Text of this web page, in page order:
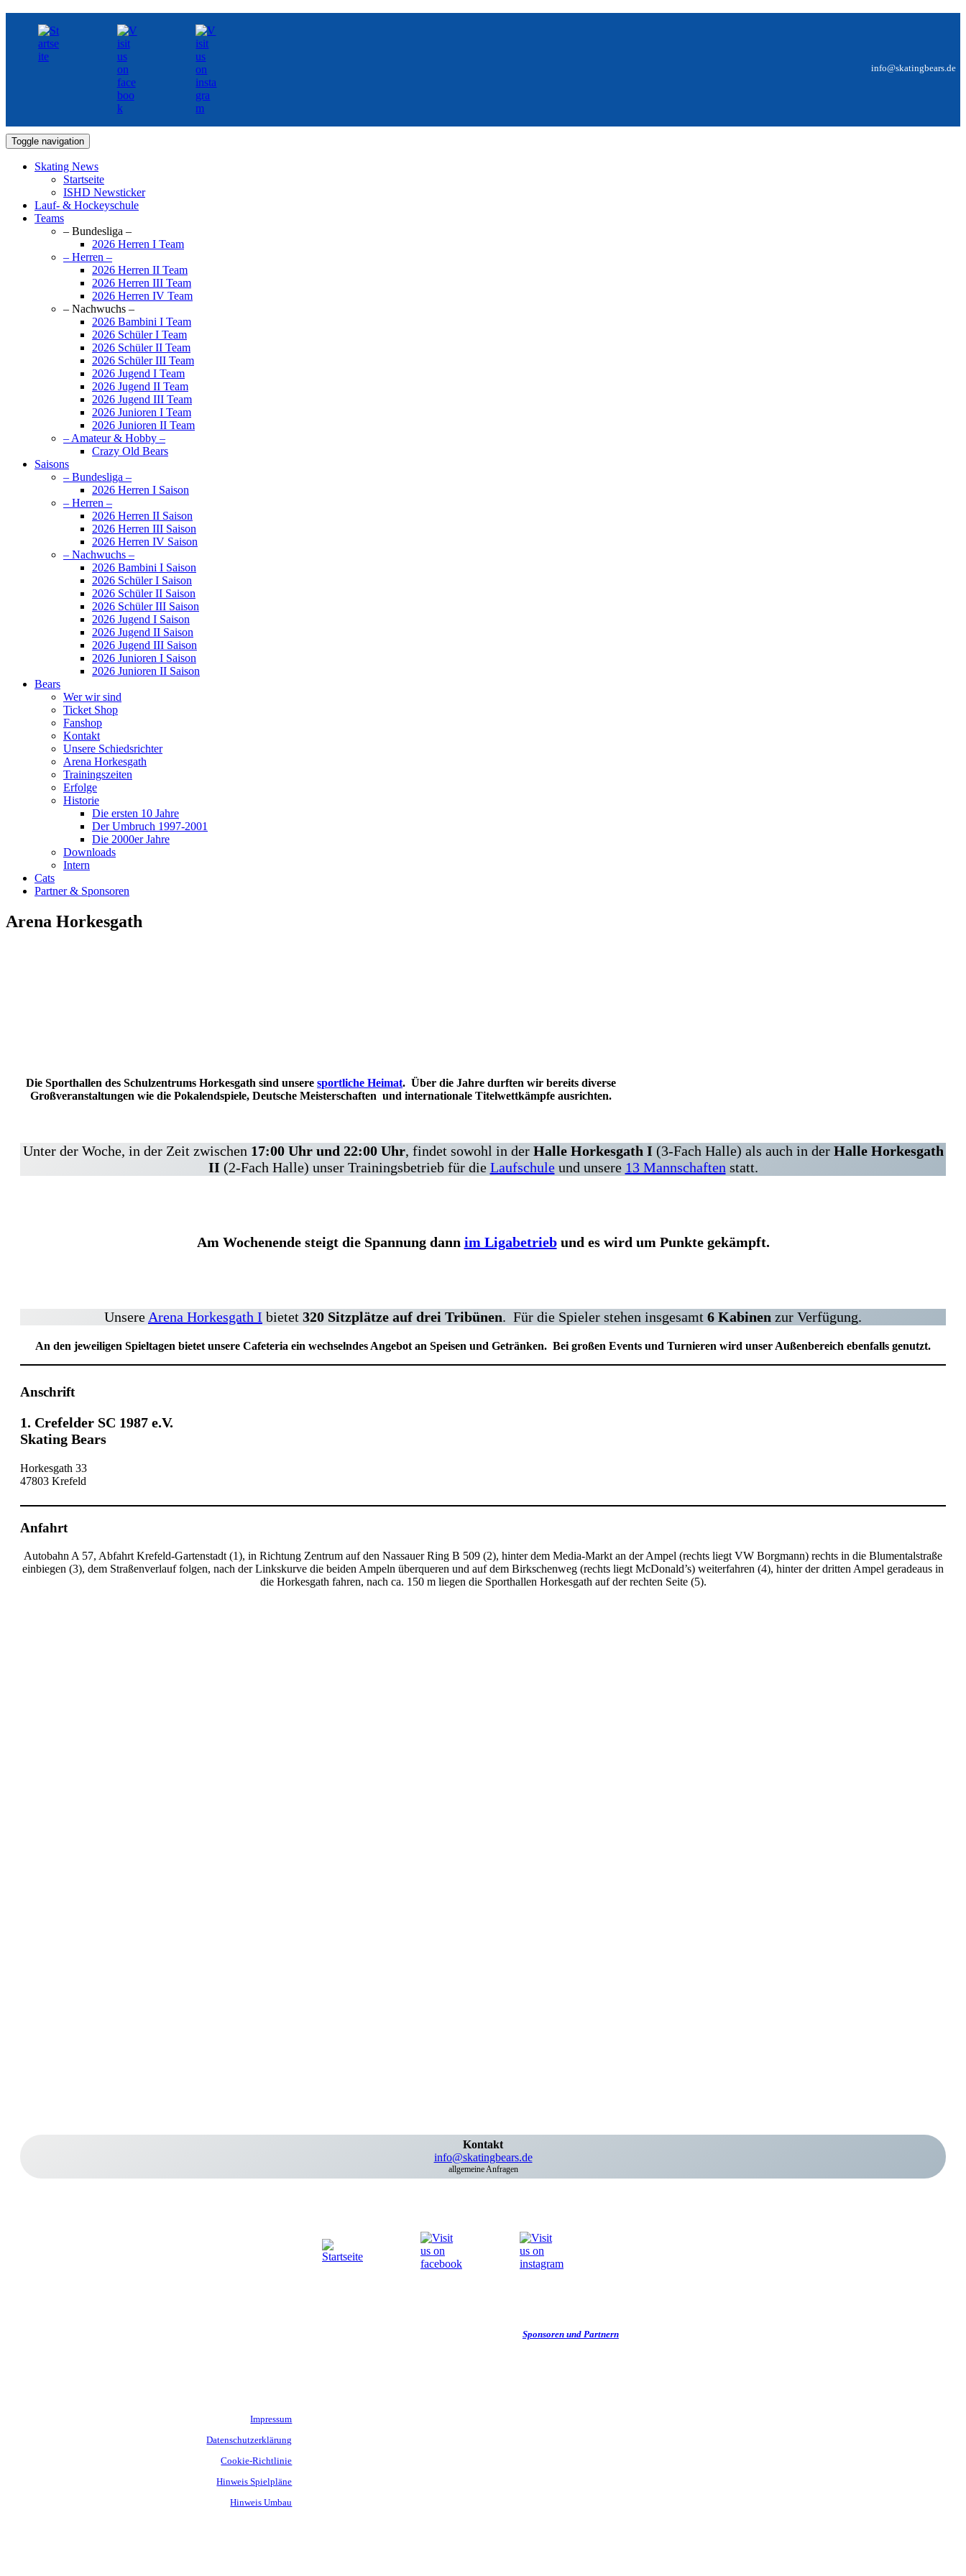
info@skatingbears.de
Toggle navigation
Skating News
Startseite
ISHD Newsticker
Lauf- & Hockeyschule
Teams
– Bundesliga –
2026 Herren I Team
– Herren –
2026 Herren II Team
2026 Herren III Team
2026 Herren IV Team
– Nachwuchs –
2026 Bambini I Team
2026 Schüler I Team
2026 Schüler II Team
2026 Schüler III Team
2026 Jugend I Team
2026 Jugend II Team
2026 Jugend III Team
2026 Junioren I Team
2026 Junioren II Team
– Amateur & Hobby –
Crazy Old Bears
Saisons
– Bundesliga –
2026 Herren I Saison
– Herren –
2026 Herren II Saison
2026 Herren III Saison
2026 Herren IV Saison
– Nachwuchs –
2026 Bambini I Saison
2026 Schüler I Saison
2026 Schüler II Saison
2026 Schüler III Saison
2026 Jugend I Saison
2026 Jugend II Saison
2026 Jugend III Saison
2026 Junioren I Saison
2026 Junioren II Saison
Bears
Wer wir sind
Ticket Shop
Fanshop
Kontakt
Unsere Schiedsrichter
Arena Horkesgath
Trainingszeiten
Erfolge
Historie
Die ersten 10 Jahre
Der Umbruch 1997-2001
Die 2000er Jahre
Downloads
Intern
Cats
Partner & Sponsoren
Arena Horkesgath
Die Sporthallen des Schulzentrums Horkesgath sind unseresportliche Heimat. Über die Jahre durften wir bereits diverse
Großveranstaltungen wie die Pokalendspiele, Deutsche Meisterschaften und internationale Titelwettkämpfe ausrichten.
Unter der Woche, in der Zeit zwischen 17:00 Uhr und 22:00 Uhr, findet sowohl in der Halle Horkesgath I (3-Fach Halle) als auch in der Halle Horkesgath
II (2-Fach Halle) unser Trainingsbetrieb für die Laufschuleund unsere 13 Mannschaften statt.
Am Wochenende steigt die Spannung dann im Ligabetriebund es wird um Punkte gekämpft.
Unsere Arena Horkesgath I bietet 320 Sitzplätze auf drei Tribünen. Für die Spieler stehen insgesamt 6 Kabinen zur Verfügung.
An den jeweiligen Spieltagen bietet unsere Cafeteria ein wechselndes Angebot an Speisen und Getränken. Bei großen Events und Turnieren wird unser Außenbereich ebenfalls genutzt.
Anschrift
1. Crefelder SC 1987 e.V.
Skating Bears
Horkesgath 33
47803 Krefeld
Anfahrt
Autobahn A 57, Abfahrt Krefeld-Gartenstadt (1), in Richtung Zentrum auf den Nassauer Ring B 509 (2), hinter dem Media-Markt an der Ampel (rechts liegt VW Borgmann) rechts in die Blumentalstraße
einbiegen (3), dem Straßenverlauf folgen, nach der Linkskurve die beiden Ampeln überqueren und auf dem Birkschenweg (rechts liegt McDonald’s) weiterfahren (4), hinter der dritten Ampel geradeaus in
die Horkesgath fahren, nach ca. 150 m liegen die Sporthallen Horkesgath auf der rechten Seite (5).
Kontakt
info@skatingbears.de
allgemeine Anfragen
Impressum
Datenschutzerklärung
Cookie-Richtlinie
Hinweis Spielpläne
Hinweis Umbau
Sponsoren und Partnern